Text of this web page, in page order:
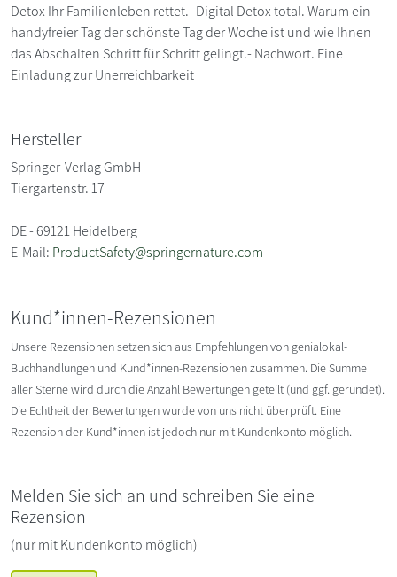
Detox Ihr Familienleben rettet.- Digital Detox total. Warum ein
handyfreier Tag der schönste Tag der Woche ist und wie Ihnen
das Abschalten Schritt für Schritt gelingt.- Nachwort. Eine
Einladung zur Unerreichbarkeit
Hersteller
Springer-Verlag GmbH
Tiergartenstr. 17
DE - 69121 Heidelberg
E-Mail: ProductSafety@springernature.com
Kund*innen-Rezensionen
Unsere Rezensionen setzen sich aus Empfehlungen von genialokal-
Buchhandlungen und Kund*innen-Rezensionen zusammen. Die Summe
aller Sterne wird durch die Anzahl Bewertungen geteilt (und ggf. gerundet).
Die Echtheit der Bewertungen wurde von uns nicht überprüft. Eine
Rezension der Kund*innen ist jedoch nur mit Kundenkonto möglich.
Melden Sie sich an und schreiben Sie eine
Rezension
(nur mit Kundenkonto möglich)